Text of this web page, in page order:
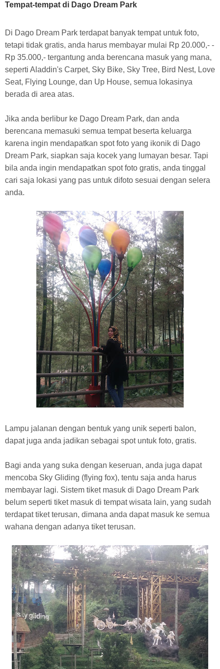
Tempat-tempat di Dago Dream Park
Di Dago Dream Park terdapat banyak tempat untuk foto,
tetapi tidak gratis, anda harus membayar mulai Rp 20.000,- -
Rp 35.000,- tergantung anda berencana masuk yang mana,
seperti Aladdin's Carpet, Sky Bike, Sky Tree, Bird Nest, Love
Seat, Flying Lounge, dan Up House, semua lokasinya
berada di area atas.
Jika anda berlibur ke Dago Dream Park, dan anda
berencana memasuki semua tempat beserta keluarga
karena ingin mendapatkan spot foto yang ikonik di Dago
Dream Park, siapkan saja kocek yang lumayan besar. Tapi
bila anda ingin mendapatkan spot foto gratis, anda tinggal
cari saja lokasi yang pas untuk difoto sesuai dengan selera
anda.
Lampu jalanan dengan bentuk yang unik seperti balon,
dapat juga anda jadikan sebagai spot untuk foto, gratis.
Bagi anda yang suka dengan keseruan, anda juga dapat
mencoba Sky Gliding (flying fox), tentu saja anda harus
membayar lagi. Sistem tiket masuk di Dago Dream Park
belum seperti tiket masuk di tempat wisata lain, yang sudah
terdapat tiket terusan, dimana anda dapat masuk ke semua
wahana dengan adanya tiket terusan.